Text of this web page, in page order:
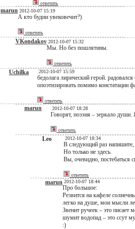
ответить
marun 2012-10-07 15:19
А кто будни увековечит?)
ответить
VKondakov 2012-10-07 15:32
Мы. Но без пошлятины.
ответить
Uchilka 2012-10-07 15:59
бедолага лирический герой.
опоэтизировать помимо констатации
ответить
marun 2012-10-07 18:28
Говорят, поэзия – зеркало души.
ответить
Leo 2012-10-07 18:34
В следующий раз напишите,
Но только не здесь.
Вы, очевидно, постебаться
ответить
marun 2012-10-07 18:44
Про большое:
Резвится на кафеле
легко на душе, мои мысли
Звенит ручеек – это писает
шумит водопад – это ссут
:)